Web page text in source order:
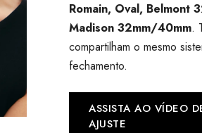
Romain, Oval, Belmont
Madison 32mm/40mm.
compartilham o mesmo
fechamento.
ASSISTA AO VÍDEO
AJUSTE